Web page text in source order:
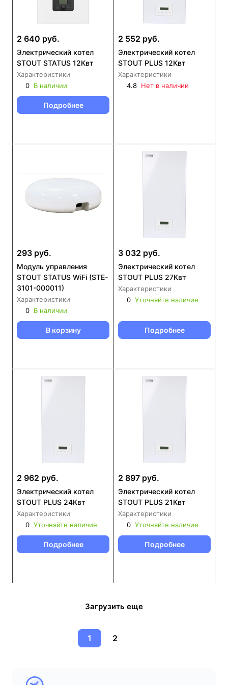
2 640 руб.
Электрический котел
STOUT STATUS 12Квт
Характеристики
0 В наличии
Подробнее
2 552 руб.
Электрический котел
STOUT PLUS 12Квт
Характеристики
4.8 Нет в наличии
293 руб.
Модуль управления
STOUT STATUS WiFi (STE-
3101-000011)
Характеристики
0 В наличии
В корзину
3 032 руб.
Электрический котел
STOUT PLUS 27Квт
Характеристики
0 Уточняйте наличие
Подробнее
2 962 руб.
Электрический котел
STOUT PLUS 24Квт
Характеристики
0 Уточняйте наличие
Подробнее
2 897 руб.
Электрический котел
STOUT PLUS 21Квт
Характеристики
0 Уточняйте наличие
Подробнее
Загрузить еще
1 2